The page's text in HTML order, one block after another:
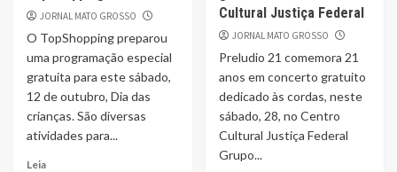
JORNAL MATO GROSSO
O TopShopping preparou
uma programação especial
gratuita para este sábado,
12 de outubro, Dia das
crianças. São diversas
atividades para...
Leia
Cultural Justiça Federal
JORNAL MATO GROSSO
Preludio 21 comemora 21
anos em concerto gratuito
dedicado às cordas, neste
sábado, 28, no Centro
Cultural Justiça Federal
Grupo...